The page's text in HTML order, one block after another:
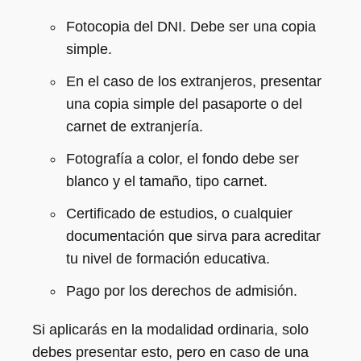
Fotocopia del DNI. Debe ser una copia
simple.
En el caso de los extranjeros, presentar
una copia simple del pasaporte o del
carnet de extranjería.
Fotografía a color, el fondo debe ser
blanco y el tamaño, tipo carnet.
Certificado de estudios, o cualquier
documentación que sirva para acreditar
tu nivel de formación educativa.
Pago por los derechos de admisión.
Si aplicarás en la modalidad ordinaria, solo
debes presentar esto, pero en caso de una